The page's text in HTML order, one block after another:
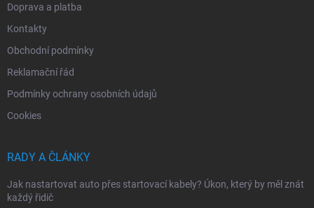
Doprava a platba
Kontakty
Obchodní podmínky
Reklamační řád
Podmínky ochrany osobních údajů
Cookies
RADY A ČLÁNKY
Jak nastartovat auto přes startovací kabely? Úkon, který by měl znát
každý řidič